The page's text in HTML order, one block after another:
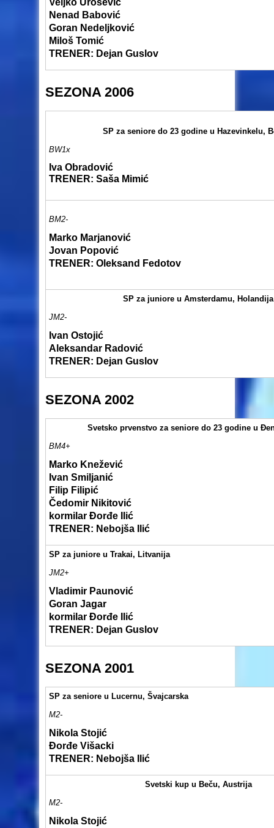
Veljko Urošević
Nenad Babović
Goran Nedeljković
Miloš Tomić
TRENER: Dejan Guslov
SEZONA 2006
SP za seniore do 23 godine u Hazevinkelu,
BW1x
Iva Obradović
TRENER: Saša Mimić
BM2-
Marko Marjanović
Jovan Popović
TRENER: Oleksand Fedotov
SP za juniore u Amsterdamu, Holandija
JM2-
Ivan Ostojić
Aleksandar Radović
TRENER: Dejan Guslov
SEZONA 2002
Svetsko prvenstvo za seniore do 23 godine u
BM4+
Marko Knežević
Ivan Smiljanić
Filip Filipić
Čedomir Nikitović
kormilar Đorđe Ilić
TRENER: Nebojša Ilić
SP za juniore u Trakai, Litvanija
JM2+
Vladimir Paunović
Goran Jagar
kormilar Đorđe Ilić
TRENER: Dejan Guslov
SEZONA 2001
SP za seniore u Lucernu, Švajcarska
M2-
Nikola Stojić
Đorđe Višacki
TRENER: Nebojša Ilić
Svetski kup u Beču, Austrija
M2-
Nikola Stojić